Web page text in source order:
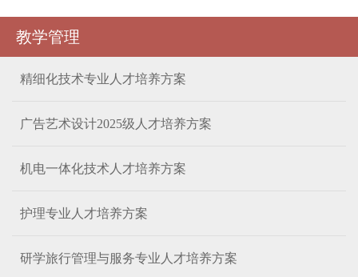
教学管理
精细化技术专业人才培养方案
广告艺术设计2025级人才培养方案
机电一体化技术人才培养方案
护理专业人才培养方案
研学旅行管理与服务专业人才培养方案